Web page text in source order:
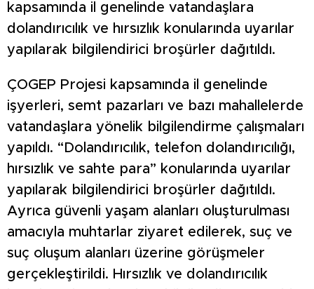
kapsamında il genelinde vatandaşlara
dolandırıcılık ve hırsızlık konularında uyarılar
yapılarak bilgilendirici broşürler dağıtıldı.
ÇOGEP Projesi kapsamında il genelinde
işyerleri, semt pazarları ve bazı mahallelerde
vatandaşlara yönelik bilgilendirme çalışmaları
yapıldı. “Dolandırıcılık, telefon dolandırıcılığı,
hırsızlık ve sahte para” konularında uyarılar
yapılarak bilgilendirici broşürler dağıtıldı.
Ayrıca güvenli yaşam alanları oluşturulması
amacıyla muhtarlar ziyaret edilerek, suç ve
suç oluşum alanları üzerine görüşmeler
gerçekleştirildi. Hırsızlık ve dolandırıcılık